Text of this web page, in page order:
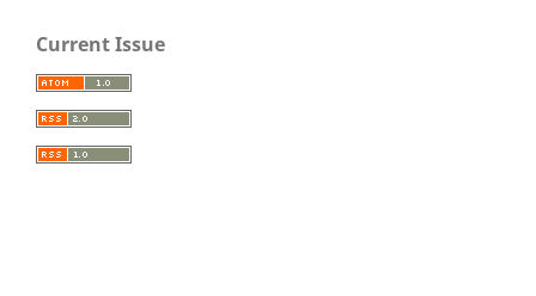
Current Issue